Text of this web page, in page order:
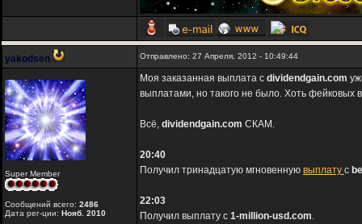
yakodsen Отправлено: 27 Апреля, 2012 - 10:49:44
Super Member
Сообщений всего: 2486
Дата рег-ции: Нояб. 2010
Моя заказанная выплата с dividendgain.com
выплатами, но такого не было. Хоть фейковых
Всё, dividendgain.com СКАМ.
20:40
Получил тринадцатую мгновенную выплату с
22:03
Получил выплату с 1-million-usd.com.